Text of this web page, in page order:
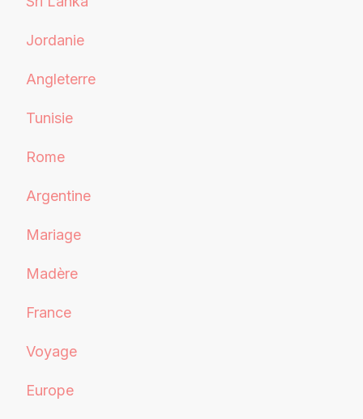
Jordanie
Angleterre
Tunisie
Rome
Argentine
Mariage
Madère
France
Voyage
Europe